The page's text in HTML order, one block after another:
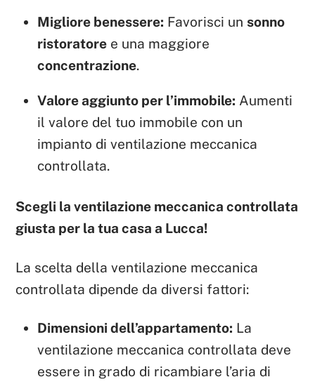
Migliore benessere: Favorisci un sonno
ristoratore e una maggiore
concentrazione.
Valore aggiunto per l’immobile: Aumenti
il valore del tuo immobile con un
impianto di ventilazione meccanica
controllata.
Scegli la ventilazione meccanica controllata
giusta per la tua casa a Lucca!
La scelta della ventilazione meccanica
controllata dipende da diversi fattori:
Dimensioni dell’appartamento: La
ventilazione meccanica controllata deve
essere in grado di ricambiare l’aria di